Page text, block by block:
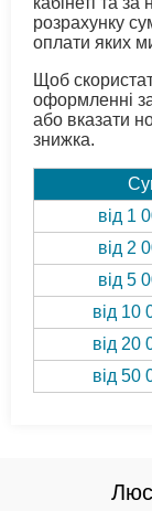
розрахунку
оплати яких
Щоб
оформленні
або вказати
знижка.
від 1
від 2
від 5
від 10
від 20
від 50